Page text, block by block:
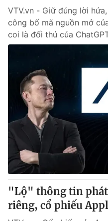
Liên hệ tòa soạn
THỜI BÁO VTV
Theo dõi báo trên
Cơ quan chủ quản:
Đài
Cơ quan báo chí:
Thời báo VTV
Giấy phép hoạt động báo in
cấp ngày 29/12/2023
Tổng Biên tập:Vũ Thanh
Phó Tổng Biên tập:Nguyễn Thị
Nguyễn Trọng Ninh
Tổng đài VTV:
024.38 355
VTV.vn - Giữ đúng lời
công bố mã nguồn mở
coi là đối thủ của
"Lộ" thông tin
riêng, cổ phiếu